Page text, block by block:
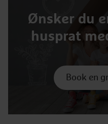
Ønsker du
husprat
Book en